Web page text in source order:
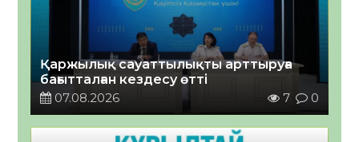
Қаржылық сауаттылықты арттыруға
бағытталған кездесу өтті
07.08.2026
7 0